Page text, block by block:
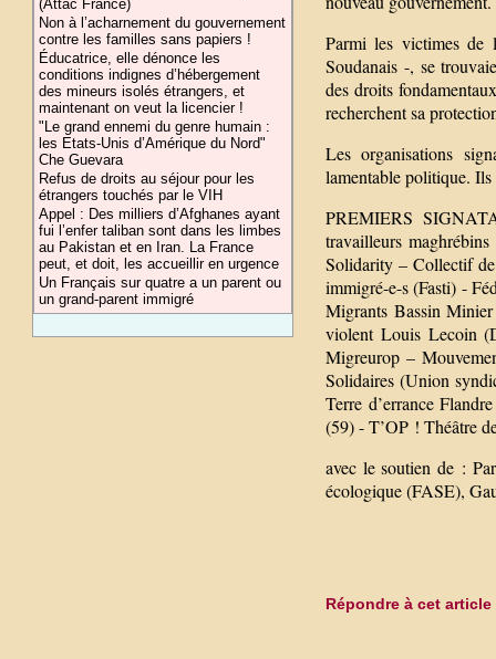
(Attac France)
Non à l’acharnement du gouvernement
contre les familles sans papiers !
Éducatrice, elle dénonce les
conditions indignes d’hébergement
des mineurs isolés étrangers, et
maintenant on veut la licencier !
"Le grand ennemi du genre humain :
les Etats-Unis d’Amérique du Nord"
Che Guevara
Refus de droits au séjour pour les
étrangers touchés par le VIH
Appel : Des milliers d’Afghanes ayant
fui l’enfer taliban sont dans les limbes
au Pakistan et en Iran. La France
peut, et doit, les accueillir en urgence
Un Français sur quatre a un parent ou
un grand-parent immigré
Parmi les victimes de
Soudanais -, se
des droits
recherchent sa
Les organisations
lamentable politique. Ils
PREMIERS
travailleurs
Solidarity – Collectif de
immigré-e-s (Fasti) -
Migrants Bassin
violent Louis Lecoin
Migreurop –
Solidaires (Union
Terre d’errance
(59) - T’OP ! Théâtre
avec le soutien de :
écologique (FASE),
Répondre à cet article